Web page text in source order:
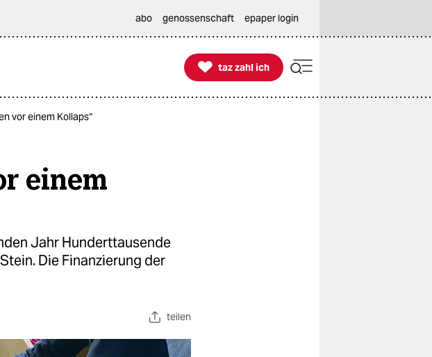
abo genossenschaft epaper login

taz zahl ich
taz zahl ich
vor einem Kollaps“
einem
Jahr Hunderttausende
Die Finanzierung der
teilen